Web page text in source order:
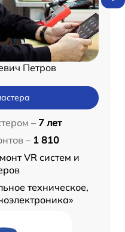
Петров
– 7 лет
– 1 810
VR систем и
техническое,